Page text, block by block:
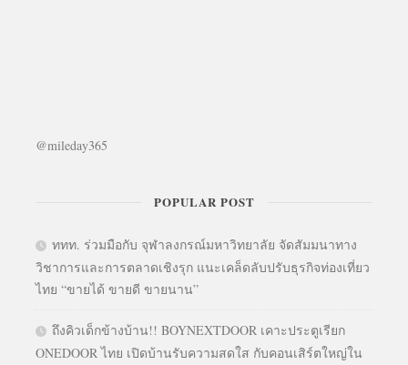
@mileday365
POPULAR POST
ททท. ร่วมมือกับ จุฬาลงกรณ์มหาวิทยาลัย จัดสัมมนาทาง
วิชาการและการตลาดเชิงรุก แนะเคล็ดลับปรับธุรกิจท่องเที่ยว
ไทย “ขายได้ ขายดี ขายนาน”
ถึงคิวเด็กข้างบ้าน!! BOYNEXTDOOR เคาะประตูเรียก
ONEDOOR ไทย เปิดบ้านรับความสดใส กับคอนเสิร์ตใหญ่ใน